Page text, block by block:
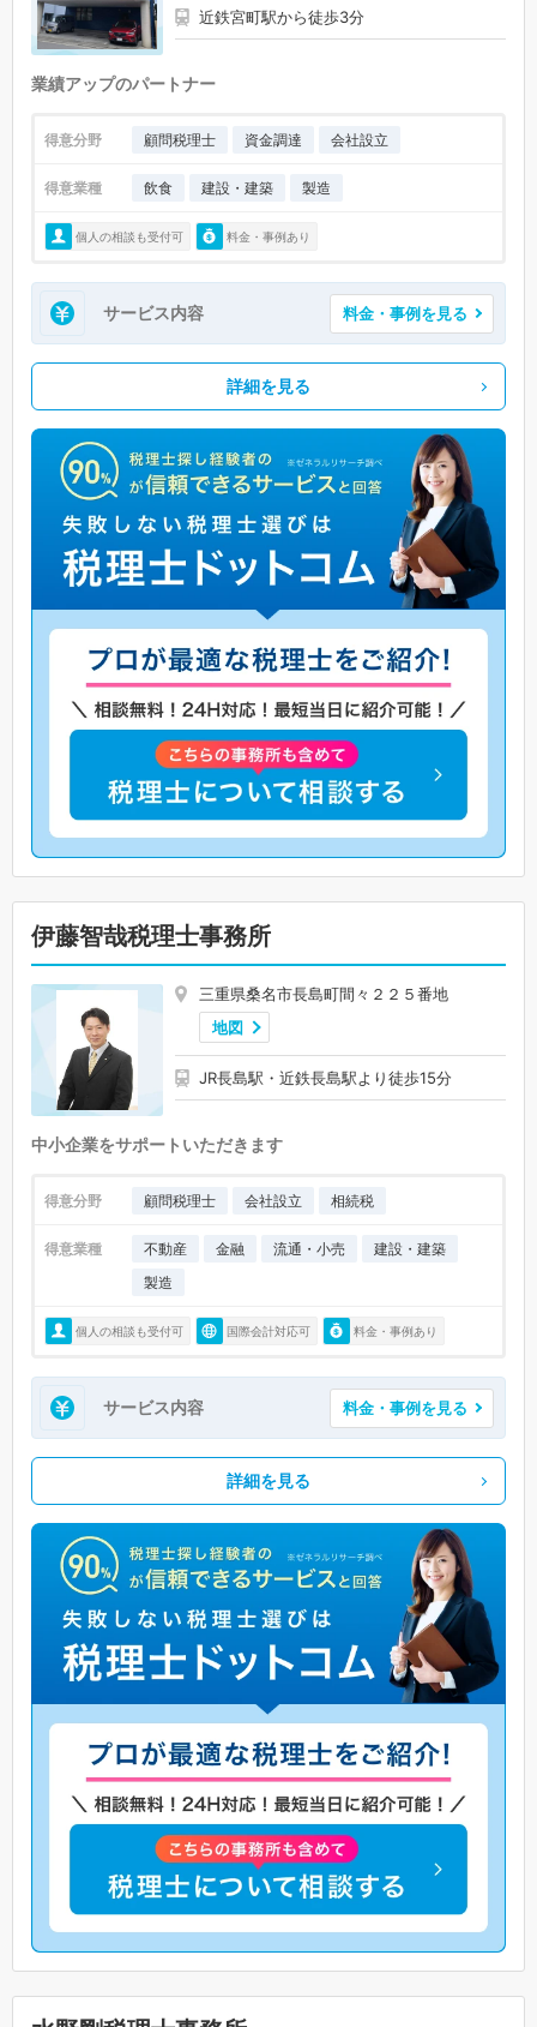
近鉄宮町駅から徒歩3分
業績アップのパートナー
得意分野 顧問税理士 資金調達 会社設立
得意業種 飲食 建設・建築 製造
個人の相談も受付可 料金・事例あり
サービス内容 料金・事例を見る
詳細を見る
伊藤智哉税理士事務所
三重県桑名市長島町間々２２５番地
地図
JR長島駅・近鉄長島駅より徒歩15分
中小企業をサポートいただきます
得意分野 顧問税理士 会社設立 相続税
得意業種 不動産 金融 流通・小売
建設・建築
製造
個人の相談も受付可 国際会計対応可 料金・事例あり
サービス内容 料金・事例を見る
詳細を見る